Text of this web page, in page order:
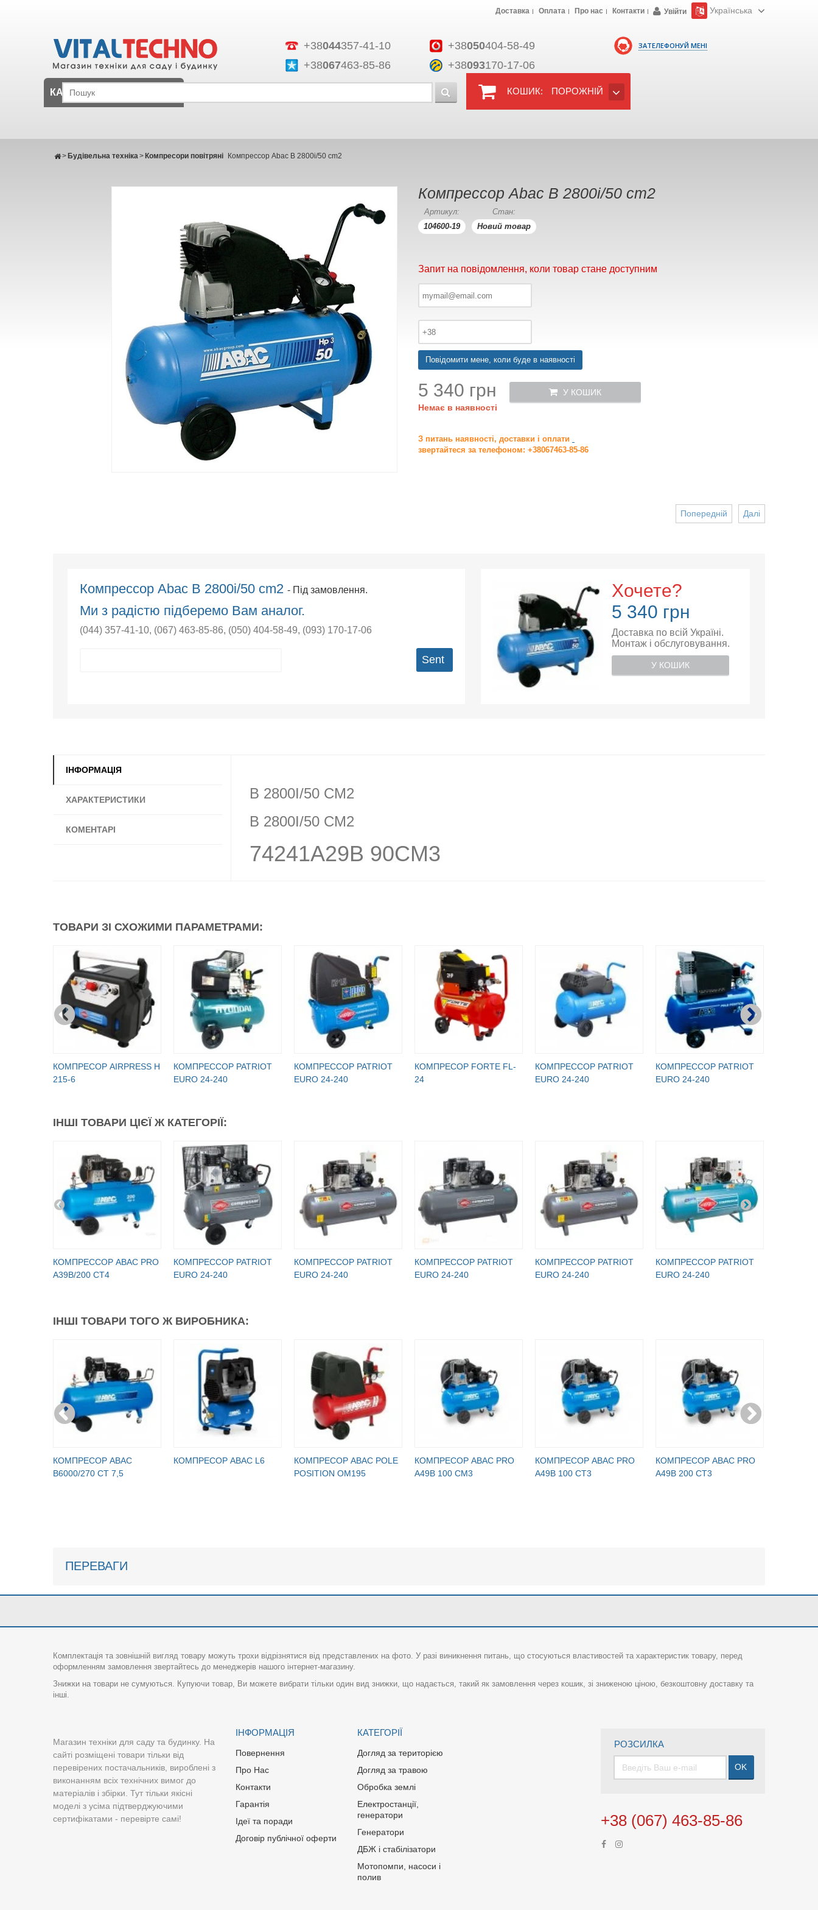
ЗАТЕЛЕФОНУЙ МЕНІ
+38044357-41-10 +38050404-58-49
+38067463-85-86 +38093170-17-06
Доставка Оплата Про нас Контакти Увійти Українська
КОШИК: ПОРОЖНІЙ
КАТАЛОГ
Будівельна техніка
> Компресори повітряні
> Компрессор Abac B 2800i/50 cm2
Компрессор Abac B 2800i/50 cm2
Артикул:
104600-19
Стан:
Новий товар
Запит на повідомлення, коли товар стане доступним
Повідомити мене, коли буде в наявності
5 340 грн
Немає в наявності
У КОШИК
З питань наявності, доставки і оплати
звертайтеся за телефоном: +38067463-85-86
Далі
Попередній
Компрессор Abac B 2800i/50 cm2- Під замовлення.
Ми з радістю підберемо Вам аналог.
(044) 357-41-10, (067) 463-85-86, (050) 404-58-49, (093) 170-17-06
Sent
Хочете?
5 340 грн
Доставка по всій Україні.
Монтаж і обслуговування.
У КОШИК
ІНФОРМАЦІЯ
ХАРАКТЕРИСТИКИ
КОМЕНТАРІ
B 2800I/50 CM2
B 2800I/50 CM2
74241A29B 90CM3
ТОВАРИ ЗІ СХОЖИМИ ПАРАМЕТРАМИ:
КОМПРЕСОР AIRPRESS H
215-6
КОМПРЕССОР PATRIOT
EURO 24-240
КОМПРЕССОР PATRIOT
EURO 24-240
КОМПРЕСОР FORTE FL-
24
КОМПРЕССОР PATRIOT
EURO 24-240
КОМПРЕССОР PATRIOT
EURO 24-240
ІНШІ ТОВАРИ ЦІЄЇ Ж КАТЕГОРІЇ:
КОМПРЕССОР ABAC PRO
A39B/200 CT4
КОМПРЕССОР PATRIOT
EURO 24-240
КОМПРЕССОР PATRIOT
EURO 24-240
КОМПРЕССОР PATRIOT
EURO 24-240
КОМПРЕССОР PATRIOT
EURO 24-240
КОМПРЕССОР PATRIOT
EURO 24-240
ІНШІ ТОВАРИ ТОГО Ж ВИРОБНИКА:
КОМПРЕСОР ABAC
B6000/270 CT 7,5
КОМПРЕСОР ABAC L6
КОМПРЕСОР ABAC POLE
POSITION OM195
КОМПРЕСОР ABAC PRO
A49B 100 CM3
КОМПРЕСОР ABAC PRO
A49B 100 CT3
КОМПРЕСОР ABAC PRO
A49B 200 CT3
ПЕРЕВАГИ
Комплектація та зовнішній вигляд товару можуть трохи відрізнятися від представлених на фото. У разі виникнення питань, що стосуються властивостей та характеристик товару, перед
оформленням замовлення звертайтесь до менеджерів нашого інтернет-магазину.
Знижки на товари не сумуються. Купуючи товар, Ви можете вибрати тільки один вид знижки, що надається, такий як замовлення через кошик, зі зниженою ціною, безкоштовну доставку та
інші.
Магазин техніки для саду та будинку. На
сайті розміщені товари тільки від
перевірених постачальників, вироблені з
виконанням всіх технічних вимог до
матеріалів і збірки. Тут тільки якісні
моделі з усіма підтверджуючими
сертифікатами - перевірте самі!
ІНФОРМАЦІЯ
Повернення
Про Нас
Контакти
Гарантія
Ідеї та поради
Договір публічної оферти
КАТЕГОРІЇ
Догляд за територією
Догляд за травою
Обробка землі
Електростанції,
генератори
Генератори
ДБЖ і стабілізатори
Мотопомпи, насоси і
полив
РОЗСИЛКА
OK
+38 (067) 463-85-86